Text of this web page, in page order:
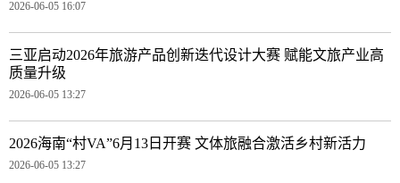
2026-06-05 16:07
三亚启动2026年旅游产品创新迭代设计大赛 赋能文旅产业高
质量升级
2026-06-05 13:27
2026海南“村VA”6月13日开赛 文体旅融合激活乡村新活力
2026-06-05 13:27